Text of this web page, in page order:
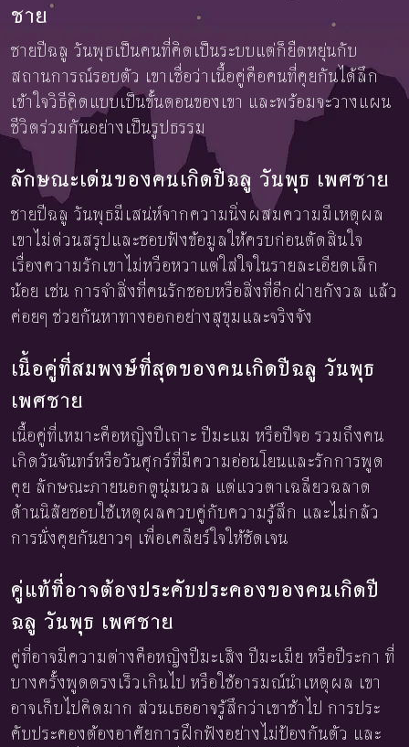
ชาย
ชายปีฉลู วันพุธเป็นคนที่คิดเป็นระบบแต่ก็ยืดหยุ่นกับ
สถานการณ์รอบตัว เขาเชื่อว่าเนื้อคู่คือคนที่คุยกันได้ลึก
เข้าใจวิธีคิดแบบเป็นขั้นตอนของเขา และพร้อมจะวางแผน
ชีวิตร่วมกันอย่างเป็นรูปธรรม
ลักษณะเด่นของคนเกิดปีฉลู วันพุธ เพศชาย
ชายปีฉลู วันพุธมีเสน่ห์จากความนิ่งผสมความมีเหตุผล
เขาไม่ด่วนสรุปและชอบฟังข้อมูลให้ครบก่อนตัดสินใจ
เรื่องความรักเขาไม่หวือหวาแต่ใส่ใจในรายละเอียดเล็ก
น้อย เช่น การจำสิ่งที่คนรักชอบหรือสิ่งที่อีกฝ่ายกังวล แล้ว
ค่อยๆ ช่วยกันหาทางออกอย่างสุขุมและจริงจัง
เนื้อคู่ที่สมพงษ์ที่สุดของคนเกิดปีฉลู วันพุธ
เพศชาย
เนื้อคู่ที่เหมาะคือหญิงปีเถาะ ปีมะแม หรือปีจอ รวมถึงคน
เกิดวันจันทร์หรือวันศุกร์ที่มีความอ่อนโยนและรักการพูด
คุย ลักษณะภายนอกดูนุ่มนวล แต่แววตาเฉลียวฉลาด
ด้านนิสัยชอบใช้เหตุผลควบคู่กับความรู้สึก และไม่กลัว
การนั่งคุยกันยาวๆ เพื่อเคลียร์ใจให้ชัดเจน
คู่แท้ที่อาจต้องประคับประคองของคนเกิดปี
ฉลู วันพุธ เพศชาย
คู่ที่อาจมีความต่างคือหญิงปีมะเส็ง ปีมะเมีย หรือปีระกา ที่
บางครั้งพูดตรงเร็วเกินไป หรือใช้อารมณ์นำเหตุผล เขา
อาจเก็บไปคิดมาก ส่วนเธออาจรู้สึกว่าเขาช้าไป การประ
คับประคองต้องอาศัยการฝึกฟังอย่างไม่ป้องกันตัว และ